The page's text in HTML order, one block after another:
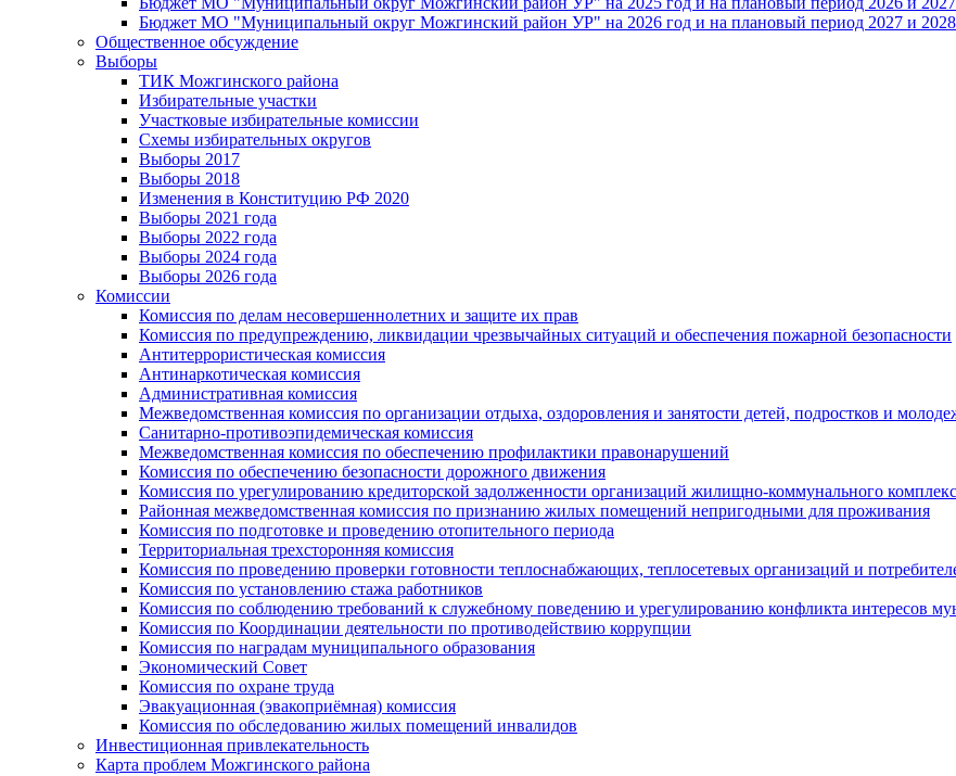
Бюджет МО "Муниципальный округ Можгинский район УР" на 2026 год и на плановый период 2027 и 2028
Общественное обсуждение
Выборы
ТИК Можгинского района
Избирательные участки
Участковые избирательные комиссии
Схемы избирательных округов
Выборы 2017
Выборы 2018
Изменения в Конституцию РФ 2020
Выборы 2021 года
Выборы 2022 года
Выборы 2024 года
Выборы 2026 года
Комиссии
Комиссия по делам несовершеннолетних и защите их прав
Комиссия по предупреждению, ликвидации чрезвычайных ситуаций и обеспечения пожарной безопасности
Антитеррористическая комиссия
Антинаркотическая комиссия
Административная комиссия
Межведомственная комиссия по организации отдыха, оздоровления и занятости детей, подростков и
Санитарно-противоэпидемическая комиссия
Межведомственная комиссия по обеспечению профилактики правонарушений
Комиссия по обеспечению безопасности дорожного движения
Комиссия по урегулированию кредиторской задолженности организаций жилищно-коммунального
Районная межведомственная комиссия по признанию жилых помещений непригодными для проживания
Комиссия по подготовке и проведению отопительного периода
Территориальная трехсторонняя комиссия
Комиссия по проведению проверки готовности теплоснабжающих, теплосетевых организаций и
Комиссия по установлению стажа работников
Комиссия по соблюдению требований к служебному поведению и урегулированию конфликта интересов
Комиссия по Координации деятельности по противодействию коррупции
Комиссия по наградам муниципального образования
Экономический Совет
Комиссия по охране труда
Эвакуационная (эвакоприёмная) комиссия
Комиссия по обследованию жилых помещений инвалидов
Инвестиционная привлекательность
Карта проблем Можгинского района